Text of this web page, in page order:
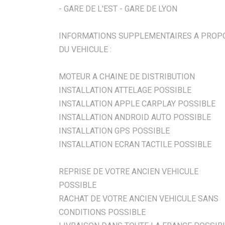
- GARE DE L'EST - GARE DE LYON
INFORMATIONS SUPPLEMENTAIRES A
DU VEHICULE :
MOTEUR A CHAINE DE DISTRIBUTION
INSTALLATION ATTELAGE POSSIBLE
INSTALLATION APPLE CARPLAY POSSIBLE
INSTALLATION ANDROID AUTO POSSIBLE
INSTALLATION GPS POSSIBLE
INSTALLATION ECRAN TACTILE POSSIBLE
REPRISE DE VOTRE ANCIEN VEHICULE
POSSIBLE
RACHAT DE VOTRE ANCIEN VEHICULE SANS
CONDITIONS POSSIBLE